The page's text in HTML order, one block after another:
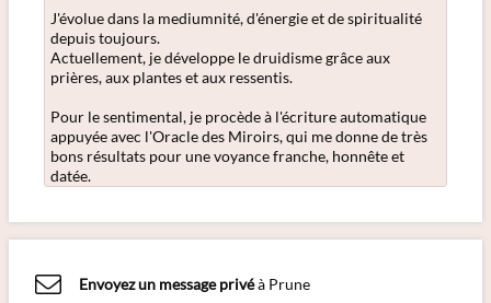
J'évolue dans la mediumnité, d'énergie et de spiritualité
depuis toujours.
Actuellement, je développe le druidisme grâce aux
prières, aux plantes et aux ressentis.
Pour le sentimental, je procède à l'écriture automatique
appuyée avec l'Oracle des Miroirs, qui me donne de très
bons résultats pour une voyance franche, honnête et
datée.
Envoyez un message privéà Prune